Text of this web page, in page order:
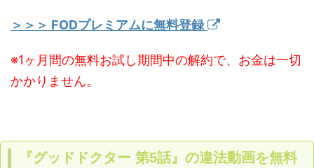
＞＞＞ FODプレミアムに無料登録
※1ヶ月間の無料お試し期間中の解約で、お金は一切
かかりません。
『グッドドクター 第5話』の違法動画を無料